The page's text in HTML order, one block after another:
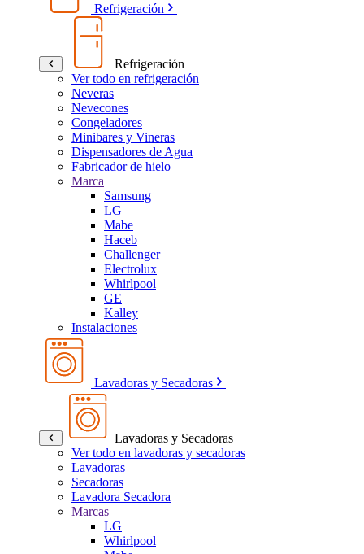
Refrigeración
Refrigeración
Ver todo en refrigeración
Neveras
Nevecones
Congeladores
Minibares y Vineras
Dispensadores de Agua
Fabricador de hielo
Marca
Samsung
LG
Mabe
Haceb
Challenger
Electrolux
Whirlpool
GE
Kalley
Instalaciones
Lavadoras y Secadoras
Lavadoras y Secadoras
Ver todo en lavadoras y secadoras
Lavadoras
Secadoras
Lavadora Secadora
Marcas
LG
Whirlpool